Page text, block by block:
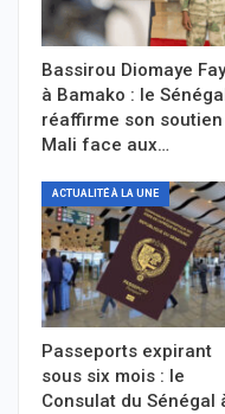
Bassirou Diomaye
à Bamako : le
réaffirme son soutien
Mali face aux…
ACTUALITÉ À LA UNE
Passeports expirant
sous six mois : le
Consulat du Sénégal